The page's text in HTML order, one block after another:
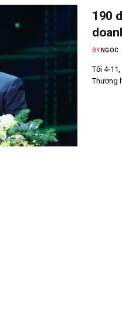
190
BY NGOC
Tối 4-
Thương